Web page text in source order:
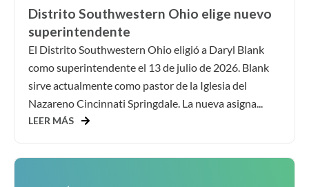
Distrito Southwestern Ohio elige nuevo
superintendente
El Distrito Southwestern Ohio eligió a Daryl Blank
como superintendente el 13 de julio de 2026. Blank
sirve actualmente como pastor de la Iglesia del
Nazareno Cincinnati Springdale. La nueva asigna...
LEER MÁS